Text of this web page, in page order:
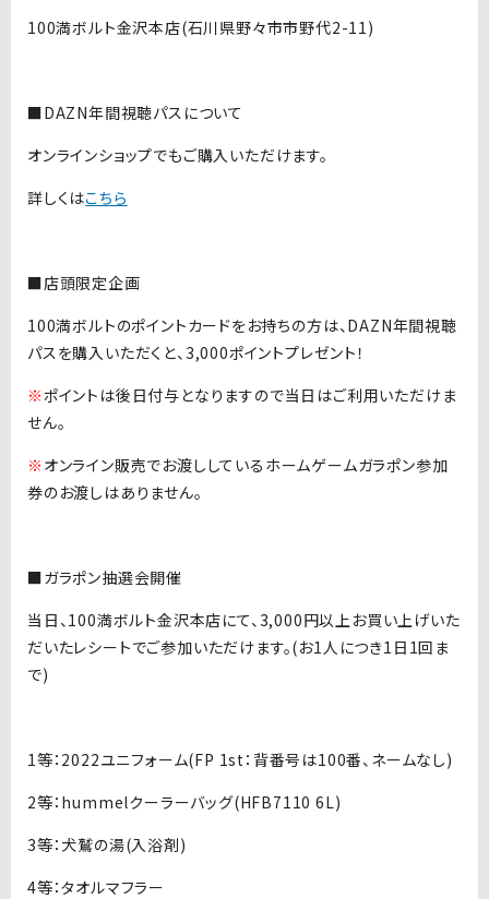
100満ボルト金沢本店(石川県野々市市野代2-11)
■DAZN年間視聴パスについて
オンラインショップでもご購入いただけます。
詳しくはこちら
■店頭限定企画
100満ボルトのポイントカードをお持ちの方は、DAZN年間視聴
パスを購入いただくと、3,000ポイントプレゼント！
※ポイントは後日付与となりますので当日はご利用いただけま
せん。
※ オンライン販売でお渡ししているホームゲームガラポン参加
券のお渡しはありません。
■ガラポン抽選会開催
当日、100満ボルト金沢本店にて、3,000円以上お買い上げいた
だいたレシートでご参加いただけます。(お1人につき1日1回ま
で)
1等：2022ユニフォーム(FP 1st：背番号は100番、ネームなし)
2等：hummelクーラーバッグ(HFB7110 6L)
3等：犬鷲の湯(入浴剤)
4等：タオルマフラー